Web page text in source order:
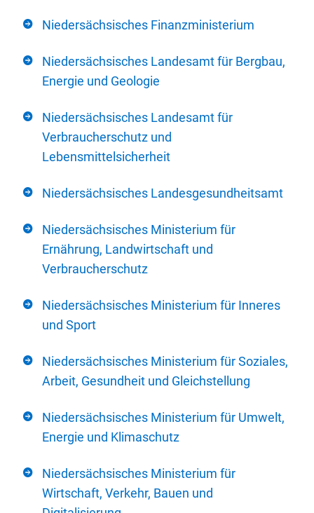
Niedersächsisches Finanzministerium
Niedersächsisches Landesamt für Bergbau,
Energie und Geologie
Niedersächsisches Landesamt für
Verbraucherschutz und
Lebensmittelsicherheit
Niedersächsisches Landesgesundheitsamt
Niedersächsisches Ministerium für
Ernährung, Landwirtschaft und
Verbraucherschutz
Niedersächsisches Ministerium für Inneres
und Sport
Niedersächsisches Ministerium für Soziales,
Arbeit, Gesundheit und Gleichstellung
Niedersächsisches Ministerium für Umwelt,
Energie und Klimaschutz
Niedersächsisches Ministerium für
Wirtschaft, Verkehr, Bauen und